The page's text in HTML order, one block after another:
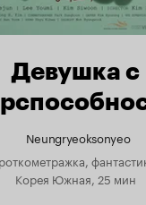
Девушка с
Neungryeoksonyeo
Корея Южная, 25 мин